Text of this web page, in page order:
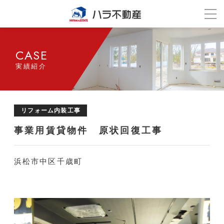
CASE
実績紹介
リフォーム内装工事
事業用賃貸物件 原状回復工事
浜松市中区千歳町